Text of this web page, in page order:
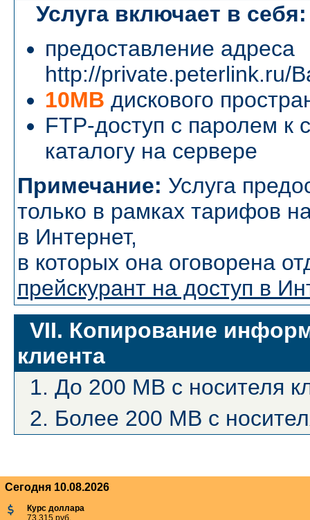
Услуга включает в себя:
предоставление адреса
http://private.peterlink.ru/
10MB дискового
FTP-доступ с паролем к
каталогу на сервере
Примечание: Услуга
только в рамках тарифов
в Интернет,
в которых она оговорена
прейскурант на доступ в
VII. Копирование
клиента
1. До 200 MB с носителя
2. Более 200 MB с
Сегодня 10.08.2026
Курс доллара
73.315 руб.